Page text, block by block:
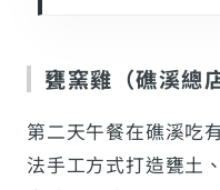
甕窯雞（礁溪總店
第二天午餐在礁溪吃
法手工方式打造甕土